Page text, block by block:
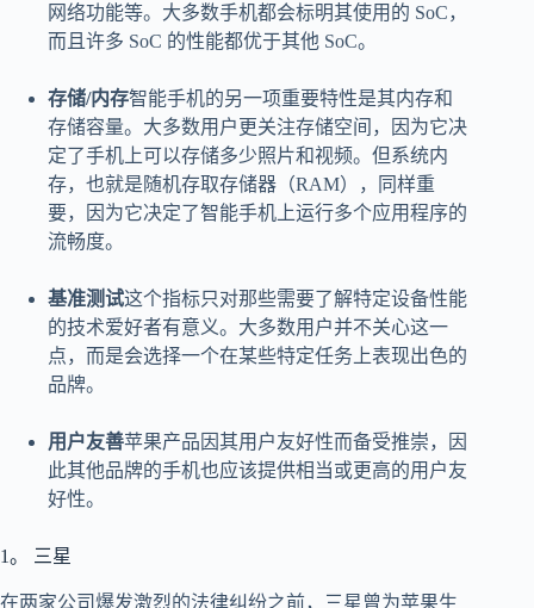
网络功能等。大多数手机都会标明其使用的 SoC，
而且许多 SoC 的性能都优于其他 SoC。
存储/内存智能手机的另一项重要特性是其内存和
存储容量。大多数用户更关注存储空间，因为它决
定了手机上可以存储多少照片和视频。但系统内
存，也就是随机存取存储器（RAM），同样重
要，因为它决定了智能手机上运行多个应用程序的
流畅度。
基准测试这个指标只对那些需要了解特定设备性能
的技术爱好者有意义。大多数用户并不关心这一
点，而是会选择一个在某些特定任务上表现出色的
品牌。
用户友善苹果产品因其用户友好性而备受推崇，因
此其他品牌的手机也应该提供相当或更高的用户友
好性。
1。 三星
在两家公司爆发激烈的法律纠纷之前，三星曾为苹果生